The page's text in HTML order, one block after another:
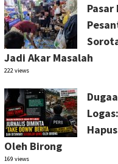
Pasar
Jadi Akar Masalah
222 views
Oleh Birong
169 views